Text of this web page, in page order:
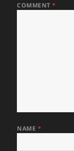
COMMENT*
NAME *